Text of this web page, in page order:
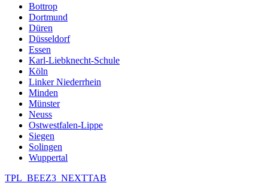
Bottrop
Dortmund
Düren
Düsseldorf
Essen
Karl-Liebknecht-Schule
Köln
Linker Niederrhein
Minden
Münster
Neuss
Ostwestfalen-Lippe
Siegen
Solingen
Wuppertal
TPL_BEEZ3_NEXTTAB